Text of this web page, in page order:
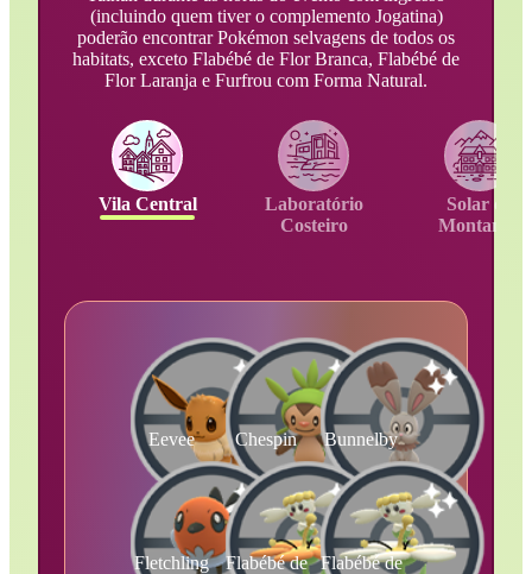
(incluindo quem tiver o complemento Jogatina)
poderão encontrar Pokémon selvagens de todos os
habitats, exceto Flabébé de Flor Branca, Flabébé de
Flor Laranja e Furfrou com Forma Natural.
Vila Central
Laboratório
Costeiro
Solar da
Montanha
Eevee Chespin Bunnelby
Fletchling
Flabébé de
Flabébé de